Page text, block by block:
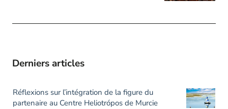
Derniers articles
Réflexions sur l’intégration de la figure du
partenaire au Centre Heliotrópos de Murcie